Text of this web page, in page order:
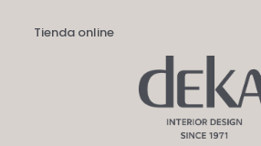
Tienda online